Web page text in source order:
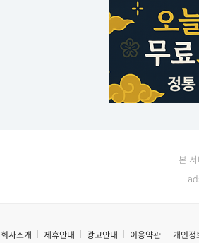
본
회사소개 제휴안내 광고안내 이용약관 개인정